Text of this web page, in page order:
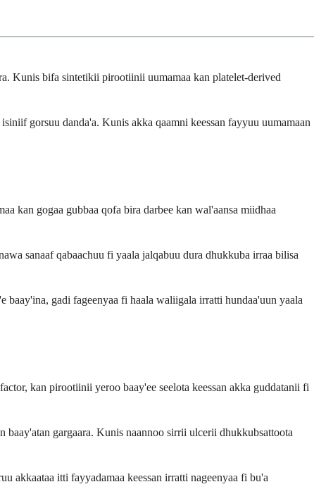
Kunis bifa sintetikii pirootiinii uumamaa kan platelet-derived
gorsuu danda'a. Kunis akka qaamni keessan fayyuu uumamaan
kan gogaa gubbaa qofa bira darbee kan wal'aansa miidhaa
sanaaf qabaachuu fi yaala jalqabuu dura dhukkuba irraa bilisa
baay'ina, gadi fageenyaa fi haala waliigala irratti hundaa'uun yaala
kan pirootiinii yeroo baay'ee seelota keessan akka guddatanii fi
baay'atan gargaara. Kunis naannoo sirrii ulcerii dhukkubsattoota
akkaataa itti fayyadamaa keessan irratti nageenyaa fi bu'a